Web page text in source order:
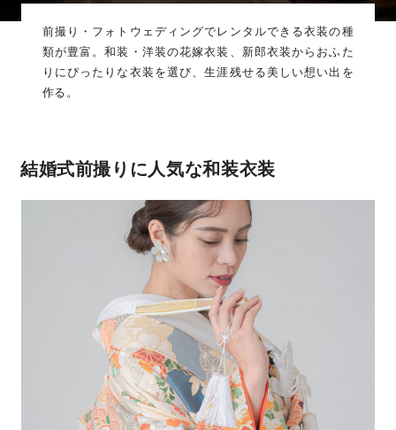
前撮り・フォトウェディングでレンタルできる衣装の種
類が豊富。和装・洋装の花嫁衣装、新郎衣装からおふた
りにぴったりな衣装を選び、生涯残せる美しい想い出を
作る。
結婚式前撮りに人気な和装衣装